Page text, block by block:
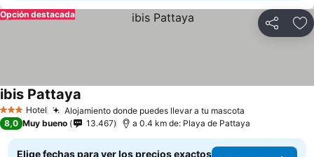
Compartir
Opción destacada
3 Estrellas
Hotel Alojamiento donde puedes llevar a tu mascota
ibis Pattaya
8,0 Muy bueno 13.467 a 0.4 km de: Playa de Pattaya
Elige fechas para ver los precios exactos